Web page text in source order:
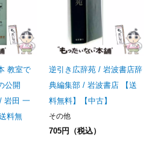
教室で
公開
岩田 一
料無
逆引き広辞苑 / 岩波書店辞
典編集部 / 岩波書店 【送
料無料】【中古】
その他
705円（税込）